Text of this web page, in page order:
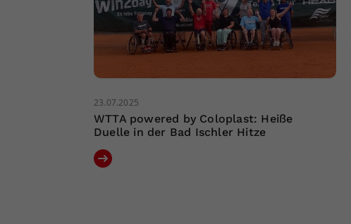
23.07.2025
WTTA powered by Coloplast: Heiße
Duelle in der Bad Ischler Hitze